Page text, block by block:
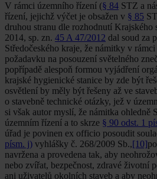
V rámci územního řízení (§ 84 STZ a
řízení, jejichž výčet je obsažen v § 85
druhou stranu dle rozhodnutí Krajského
2014, sp. zn. 45 A 47/2012 dal soud za
Středočeského kraje, že námitky v
požadavku na posouzení světelného
popřípadě alespoň formou vyjádření
krajské hygienické stanice by zde být
osvětlení by měly být řešeny až ve
o stavebně technické otázky, jež v
si však autor myslí, že námitka ohledně
územním řízení a to skrze § 90 odst. 1
úřad je povinen ex officio posoudit
písm. j) vyhlášky č. 268/2009 Sb.,[10]
navržena a provedena tak, aby
nebo zvířat, bezpečnost, zdravé životní
ani uživatelů okolních staveb a aby